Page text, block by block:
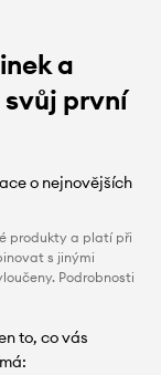
a
první
o nejnovějších
produkty a platí při
s jinými
Podrobnosti
to, co vás